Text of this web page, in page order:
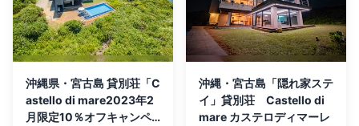
沖縄県・宮古島 貸別荘「C
astello di mare2023年2
月限定10％オフキャンペ
沖縄・宮古島「隠れ家ステ
イ」貸別荘 Castello di
mare カステロディマーレ